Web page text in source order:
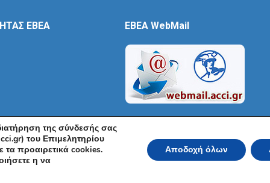
ΕΒΕΑ EBEA WebMail
και Βιομηχανικό Επιμελητήριο Αθηνών 2026 | Ακαδημίας 7, ΤΚ: 10671,
Όροι Χρήσης
Πολιτική Ασφάλειας|Πολιτική Απορρήτου |
της σύνδεσής σας
του Επιμελητηρίου
προαιρετικά cookies.
η να
Αποδοχή όλων